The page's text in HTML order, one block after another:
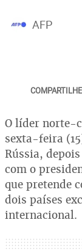
AFP
COMPARTILHE
O líder norte-
sexta-feira
Rússia,
com o
que pretende
dois países
internacional.